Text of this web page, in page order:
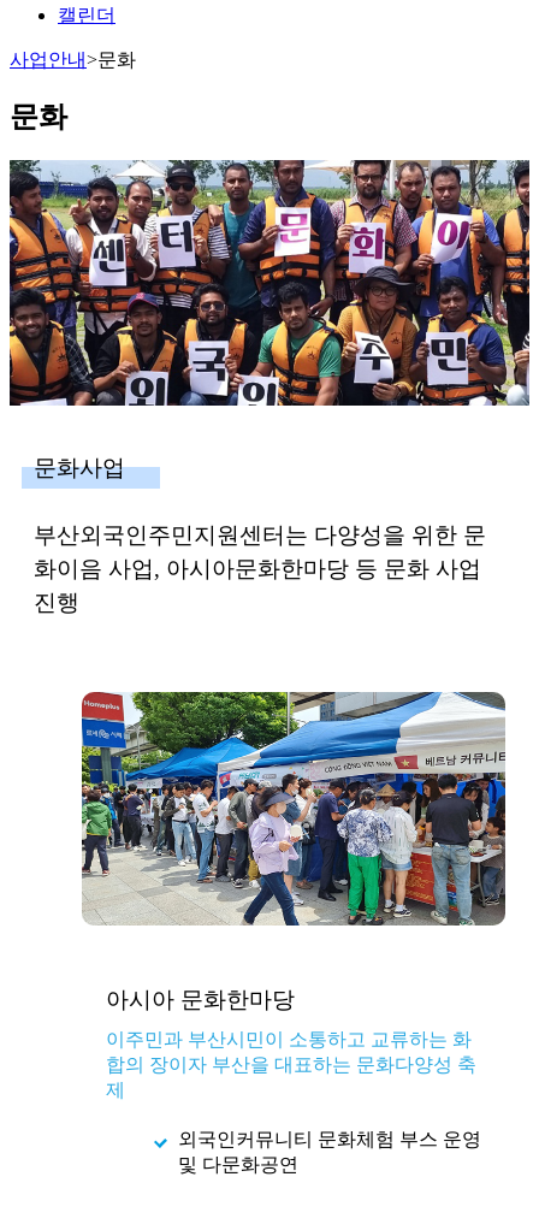
캘린더
사업안내>문화
문화
문화사업
부산외국인주민지원센터는 다양성을 위한 문
화이음 사업, 아시아문화한마당 등 문화 사업
진행
아시아 문화한마당
이주민과 부산시민이 소통하고 교류하는 화
합의 장이자 부산을 대표하는 문화다양성 축
제
외국인커뮤니티 문화체험 부스 운영
및 다문화공연